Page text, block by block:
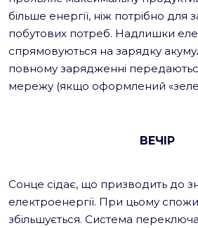
більше енергії, ніж потрібно для
побутових потреб. Надлишки
спрямовуються на зарядку
повному зарядженні
мережу (якщо оформлений
ВЕЧІР
Сонце сідає, що призводить до
електроенергії. При цьому
збільшується. Система